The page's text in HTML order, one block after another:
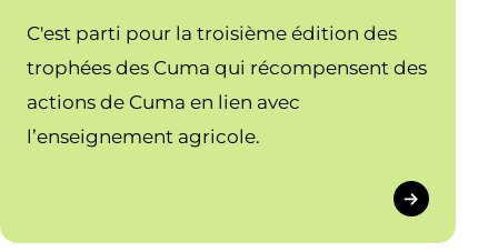
C'est parti pour la troisième édition des
trophées des Cuma qui récompensent des
actions de Cuma en lien avec
l’enseignement agricole.